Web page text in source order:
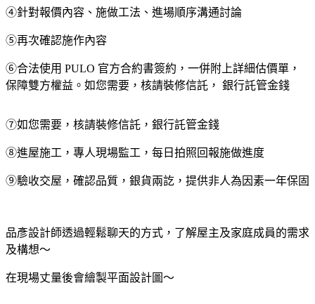
④針對報價內容、施做工法、進場順序溝通討論
⑤再次確認施作內容
⑥合法使用 PULO 官方合約書簽約，一併附上詳細估價單，
保障雙方權益。如您需要，核請裝修信託， 銀行託管金錢
⑦如您需要，核請裝修信託，銀行託管金錢
⑧進屋施工，專人現場監工，每日拍照回報施做進度
⑨驗收交屋，確認品質，銀貨兩訖，提供非人為因素一年保固
品彥設計師透過輕鬆聊天的方式，了解屋主及家庭成員的需求
及構想～
在現場丈量後會繪製平面設計圖～